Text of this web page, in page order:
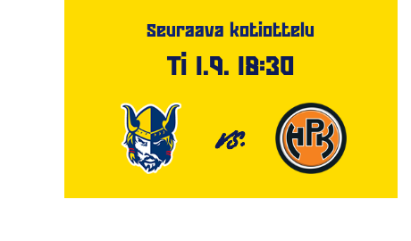
Seuraava kotiottelu
Ti 1.9. 18:30
VS.